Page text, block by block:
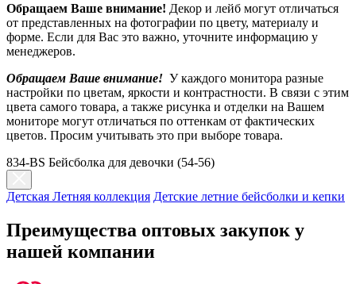
Обращаем Ваше внимание! Декор и лейб могут отличаться
от представленных на фотографии по цвету, материалу и
форме. Если для Вас это важно, уточните информацию у
менеджеров.
Обращаем Ваше внимание! У каждого монитора разные
настройки по цветам, яркости и контрастности. В связи с этим
цвета самого товара, а также рисунка и отделки на Вашем
мониторе могут отличаться по оттенкам от фактических
цветов. Просим учитывать это при выборе товара.
834-BS Бейсболка для девочки (54-56)
Детская Летняя коллекция Детские летние бейсболки и кепки
Преимущества оптовых закупок у
нашей компании